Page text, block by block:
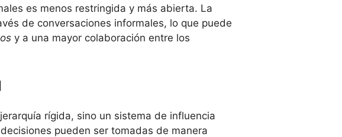
es menos restringida y más abierta. La
de conversaciones informales, lo que puede
y a una mayor colaboración entre los
rígida, sino un sistema de influencia
pueden ser tomadas de manera